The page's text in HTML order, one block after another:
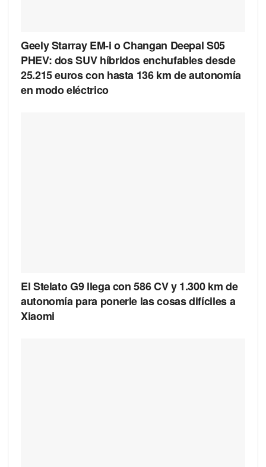
Geely Starray EM-i o Changan Deepal S05
PHEV: dos SUV híbridos enchufables desde
25.215 euros con hasta 136 km de autonomía
en modo eléctrico
El Stelato G9 llega con 586 CV y 1.300 km de
autonomía para ponerle las cosas difíciles a
Xiaomi